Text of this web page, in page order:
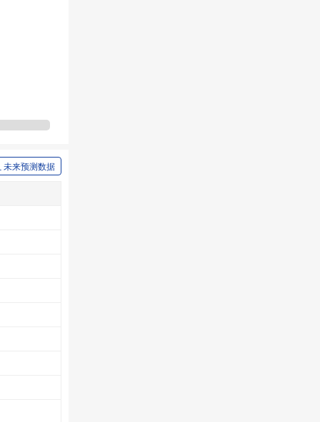
未来预测数据